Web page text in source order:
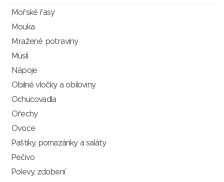
Mořské řasy
Mouka
Mražené potraviny
Müsli
Nápoje
Obilné vločky a obiloviny
Ochucovadla
Ořechy
Ovoce
Paštiky, pomazánky a saláty
Pečivo
Polevy, zdobení